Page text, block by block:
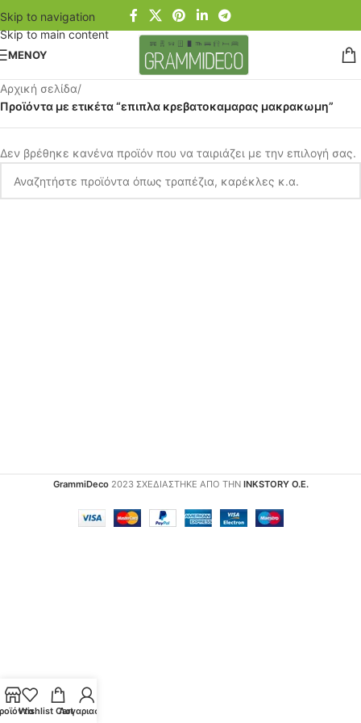
Skip to navigation
Skip to main content
ΜΕΝΟΥ
Αρχική σελίδα/
Προϊόντα με ετικέτα “επιπλα κρεβατοκαμαρας μακρακωμη”
Δεν βρέθηκε κανένα προϊόν που να ταιριάζει με την επιλογή σας.
GrammiDeco 2023 ΣΧΕΔΙΑΣΤΗΚΕ ΑΠΟ ΤΗΝ INKSTORY Ο.Ε.
Wishlist Cart
Λογαριασμός